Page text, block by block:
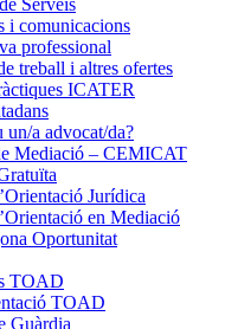
i comunicacions
professional
treball i altres ofertes
ICATER
un/a advocat/da?
Mediació – CEMICAT
Jurídica
en Mediació
Oportunitat
TOAD
TOAD
Guàrdia